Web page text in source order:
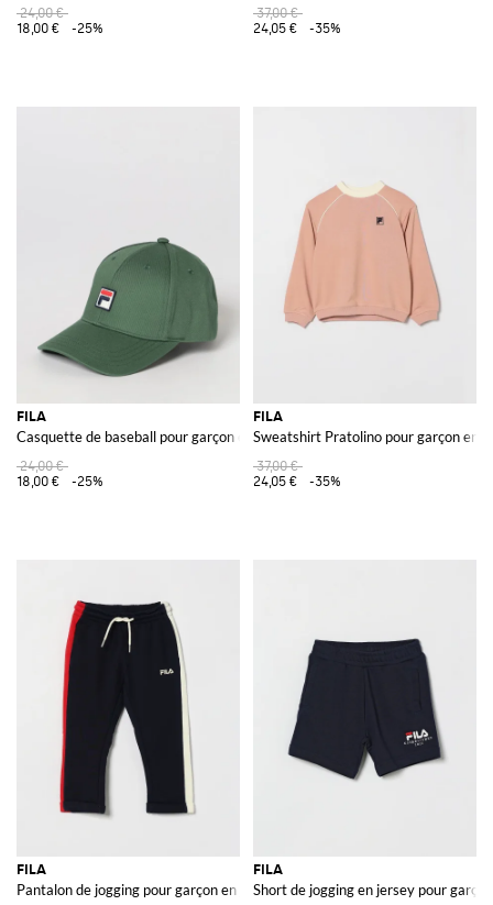
24,00 €
18,00 €
-25%
37,00 €
24,05 €
-35%
FILA
Casquette de baseball pour garçon en twill de coton avec logo brodé
24,00 €
18,00 €
-25%
FILA
Sweatshirt Pratolino pour garçon en
37,00 €
24,05 €
-35%
FILA
Pantalon de jogging pour garçon en jersey coupe slim avec cordon de
FILA
Short de jogging en jersey pour